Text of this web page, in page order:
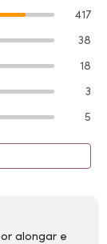
417
38
18
3
5
alongar e